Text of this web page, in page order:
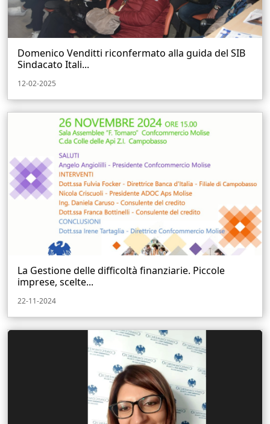
Domenico Venditti riconfermato alla guida del SIB
Sindacato Itali...
12-02-2025
La Gestione delle difficoltà finanziarie. Piccole
imprese, scelte...
22-11-2024